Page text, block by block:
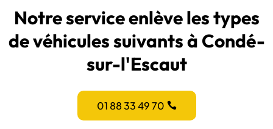
Notre service enlève les types
de véhicules suivants à Condé-
sur-l'Escaut
01 88 33 49 70